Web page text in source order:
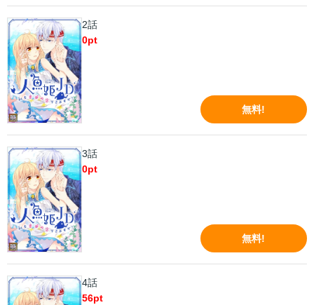
2話
0pt
無料!
3話
0pt
無料!
4話
56pt